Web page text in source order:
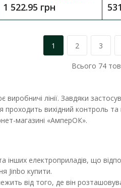
світлодіодної стрічки JINBO JLV-
1 522.95 грн
1 2 3
Всього 74
виробничі лінії. Завдяки
проходить вихідний контроль
магазині «АмперОК».
інших електроприладів, що
Jinbo купити.
від того, де він